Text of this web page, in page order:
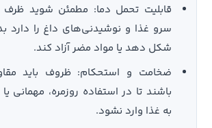
قابلیت تحمل دما: مطمئن شوید ظرف
سرو غذا و نوشیدنی‌های داغ را دارد
شکل دهد یا مواد مضر آزاد کند.
ضخامت و استحکام: ظروف باید
باشند تا در استفاده روزمره، مهمانی
به غذا وارد نشود.